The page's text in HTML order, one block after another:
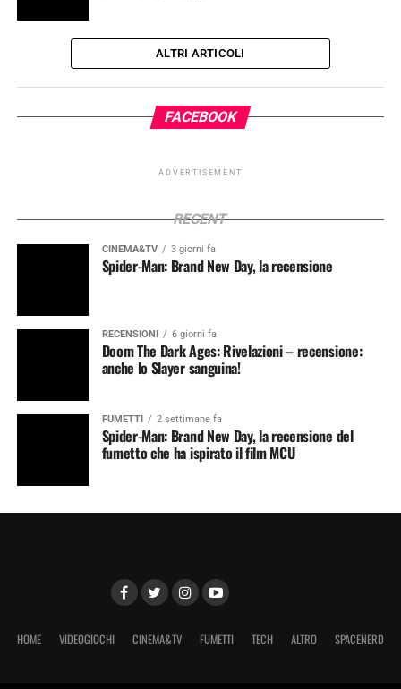
ALTRI ARTICOLI
FACEBOOK
ADVERTISEMENT
RECENT
CINEMA&TV 3 giorni fa
Spider-Man: Brand New Day, la recensione
RECENSIONI 6 giorni fa
Doom The Dark Ages: Rivelazioni – recensione:
anche lo Slayer sanguina!
FUMETTI 2 settimane fa
Spider-Man: Brand New Day, la recensione del
fumetto che ha ispirato il film MCU
HOME VIDEOGIOCHI CINEMA&TV FUMETTI TECH ALTRO SPACENERD